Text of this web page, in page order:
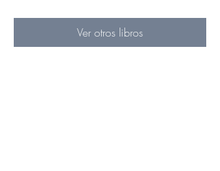
Ver otros libros